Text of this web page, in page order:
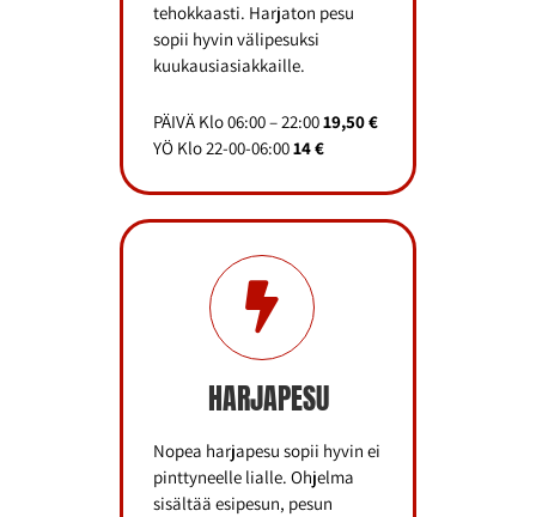
tehokkaasti. Harjaton pesu
sopii hyvin välipesuksi
kuukausiasiakkaille.
PÄIVÄ Klo 06:00 – 22:0019,50 €
YÖ Klo 22-00-06:0014 €
HARJAPESU
Nopea harjapesu sopii hyvin ei
pinttyneelle lialle. Ohjelma
sisältää esipesun, pesun